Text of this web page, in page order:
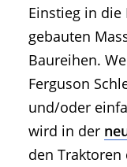
Einstieg in die
gebauten
Baureihen.
Ferguson
und/oder
wird in der
den Traktoren